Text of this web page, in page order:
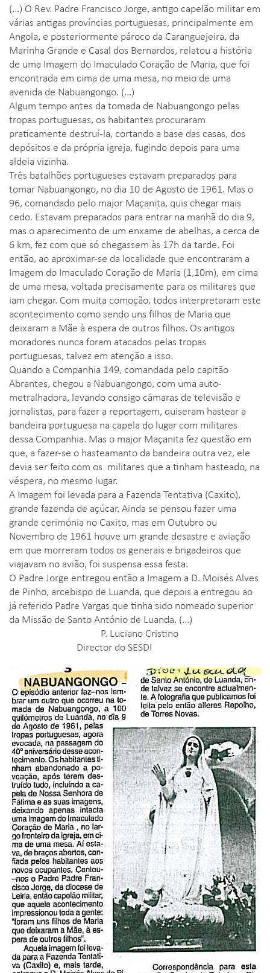
(...) O Rev. Padre Francisco Jorge, antigo capelão militar em
várias antigas províncias portuguesas, principalmente em
Angola, e posteriormente pároco da Caranguejeira, da
Marinha Grande e Casal dos Bernardos, relatou a história
de uma Imagem do Imaculado Coração de Maria, que foi
encontrada em cima de uma mesa, no meio de uma
avenida de Nabuangongo. (...)
Algum tempo antes da tomada de Nabuangongo pelas
tropas portuguesas, os habitantes procuraram
praticamente destruí-la, cortando a base das casas, dos
depósitos e da própria igreja, fugindo depois para uma
aldeia vizinha.
Três batalhões portugueses estavam preparados para
tomar Nabuangongo, no dia 10 de Agosto de 1961. Mas o
96, comandado pelo major Maçanita, quis chegar mais
cedo. Estavam preparados para entrar na manhã do dia 9,
mas o aparecimento de um enxame de abelhas, a cerca de
6 km, fez com que só chegassem às 17h da tarde. Foi
então, ao aproximar-se da localidade que encontraram a
Imagem do Imaculado Coração de Maria (1,10m), em cima
de uma mesa, voltada precisamente para os militares que
iam chegar. Com muita comoção, todos interpretaram este
acontecimento como sendo uns filhos de Maria que
deixaram a Mãe à espera de outros filhos. Os antigos
moradores nunca foram atacados pelas tropas
portuguesas, talvez em atenção a isso.
Quando a Companhia 149, comandada pelo capitão
Abrantes, chegou a Nabuangongo, com uma auto-
metralhadora, levando consigo câmaras de televisão e
jornalistas, para fazer a reportagem, quiseram hastear a
bandeira portuguesa na capela do lugar com militares
dessa Companhia. Mas o major Maçanita fez questão em
que, a fazer-se o hasteamanto da bandeira outra vez, ele
devia ser feito com os militares que a tinham hasteado, na
véspera, no mesmo lugar.
A Imagem foi levada para a Fazenda Tentativa (Caxito),
grande fazenda de açúcar. Ainda se pensou fazer uma
grande cerimónia no Caxito, mas em Outubro ou
Novembro de 1961 houve um grande desastre e aviação
em que morreram todos os generais e brigadeiros que
viajavam no avião, foi suspensa essa festa.
O Padre Jorge entregou então a Imagem a D. Moisés Alves
de Pinho, arcebispo de Luanda, que depois a entregou ao
já referido Padre Vargas que tinha sido nomeado superior
da Missão de Santo António de Luanda. (...)
P. Luciano Cristino
Director do SESDI